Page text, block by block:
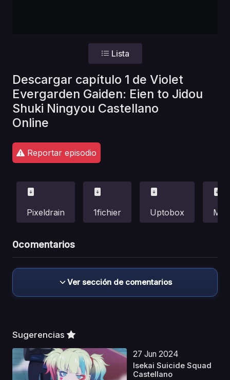
Lista
Descargar capítulo 1 de Violet
Evergarden Gaiden: Eien to Jidou
Shuki Ningyou Castellano
Online
Reportar episodio
Pixeldrain 1fichier Uptobox
0comentarios
Ver sección de comentarios
Sugerencias
27 Jun 2024
Isekai Suicide Squad
Castellano